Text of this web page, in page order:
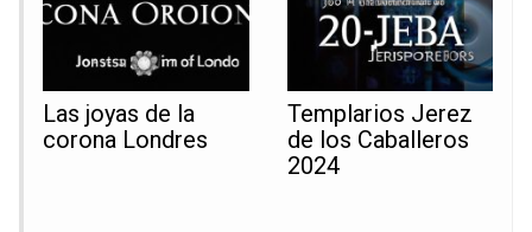
Las joyas de la
corona Londres
Templarios Jerez
de los Caballeros
2024